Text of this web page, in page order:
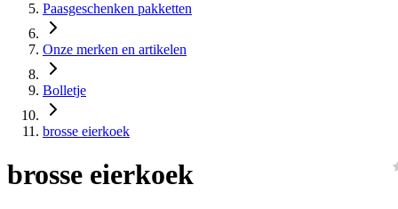
Paasgeschenken pakketten
Onze merken en artikelen
Bolletje
brosse eierkoek
brosse eierkoek